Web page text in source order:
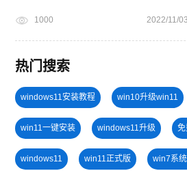
1000 2022/11/03
热门搜索
windows11安装教程 win10升级win11
win11一键安装 windows11升级
windows11 win11正式版 win7系